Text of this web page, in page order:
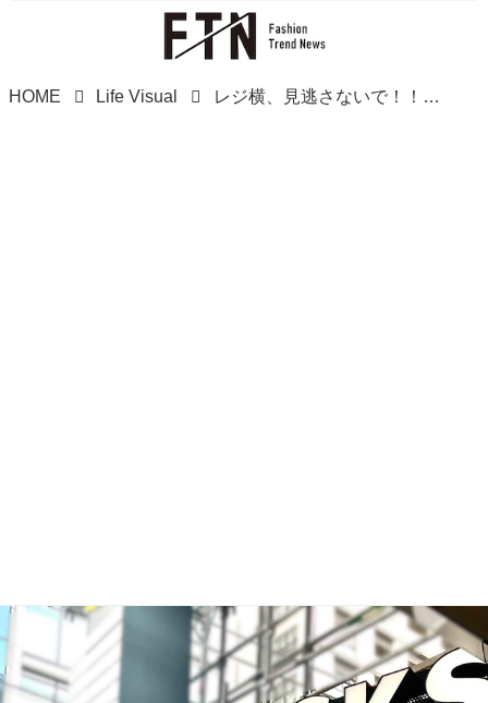
HOME Life Visual レジ横、見逃さないで！！【スタバ】テンション爆上がりーーーッ♡「新作スイーツ」